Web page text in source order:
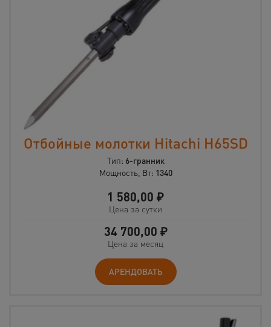
Отбойные молотки Hitachi H65SD
Тип: 6-гранник
Мощность, Вт: 1340
1 580,00 ₽
Цена за сутки
34 700,00 ₽
Цена за месяц
АРЕНДОВАТЬ